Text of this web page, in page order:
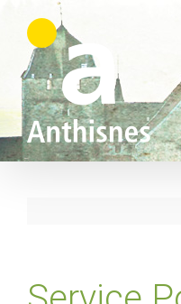
content